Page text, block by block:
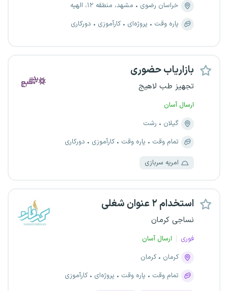
خراسان رضوی
مشهد، منطقه ۱۲، الهیه
پاره وقت
پروژه‌ای کارآموزی دورکاری
بازاریاب حضوری
تجهیز طب لاهیج
ارسال آسان
گیلان
رشت
تمام وقت
پاره وقت کارآموزی دورکاری
امریه سربازی
استخدام ۲ عنوان شغلی
نساجی کرمان
فوری
ارسال آسان
کرمان
کرمان
تمام وقت
پاره وقت پروژه‌ای کارآموزی